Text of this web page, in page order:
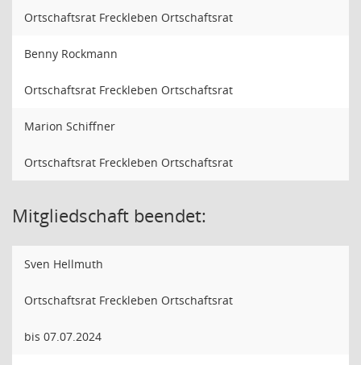
Ortschaftsrat Freckleben Ortschaftsrat
Benny Rockmann
Ortschaftsrat Freckleben Ortschaftsrat
Marion Schiffner
Ortschaftsrat Freckleben Ortschaftsrat
Mitgliedschaft beendet:
Sven Hellmuth
Ortschaftsrat Freckleben Ortschaftsrat
bis 07.07.2024